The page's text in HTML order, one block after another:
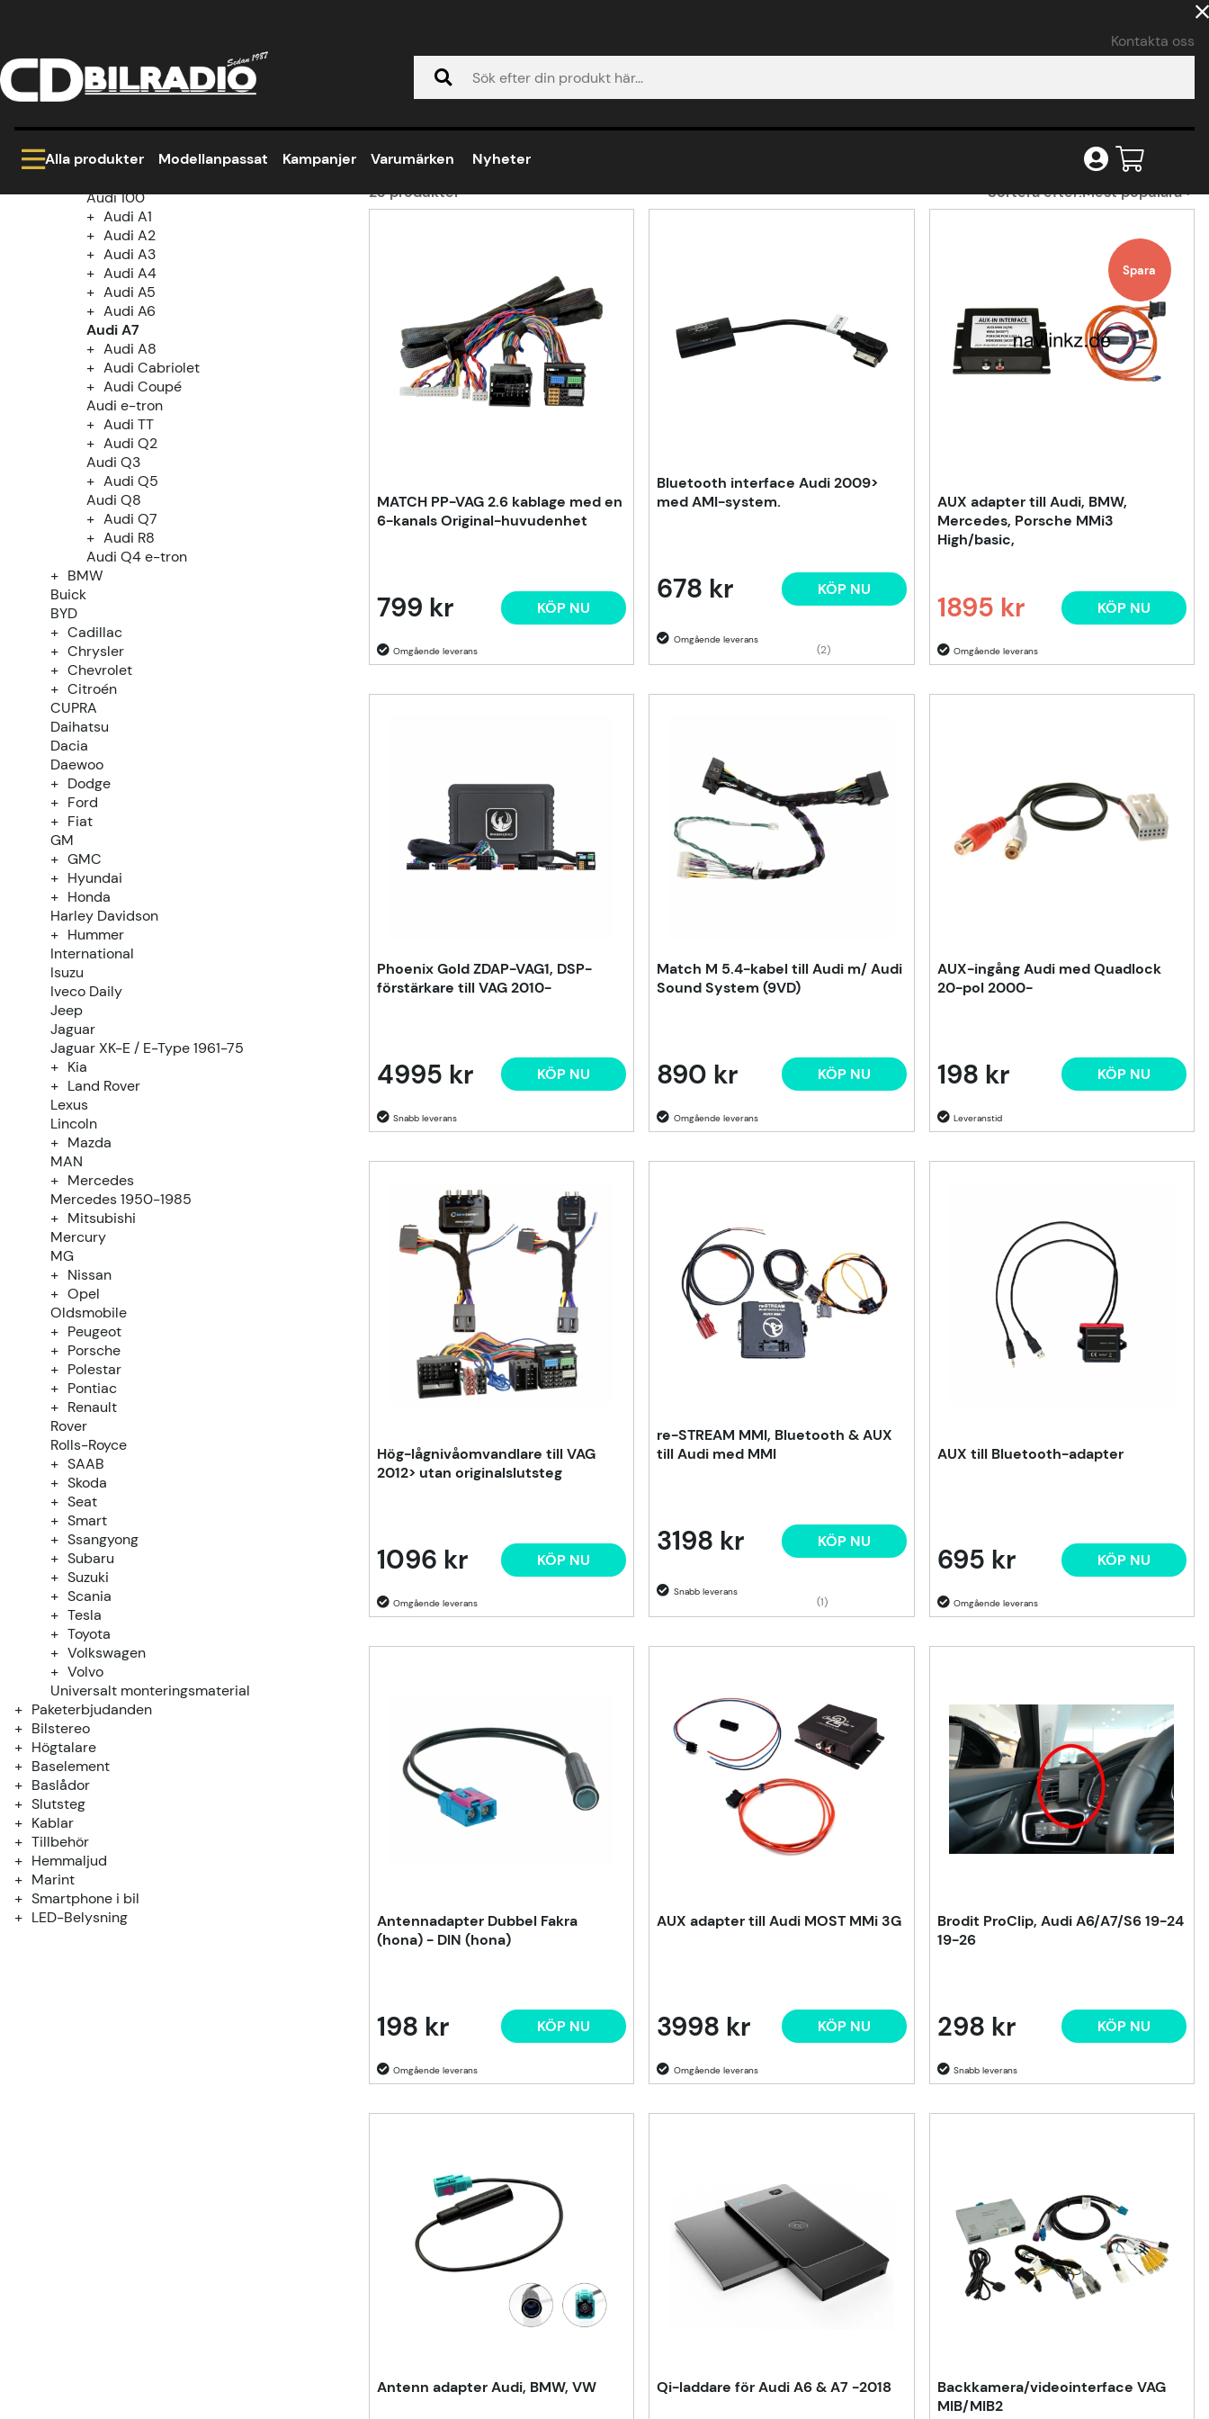
Kontakta oss
Alla produkter Modellanpassat Kampanjer Varumärken Nyheter
Kategoriträd
Alfa Romeo
Audi 100
Audi A1
Audi A2
Audi A3
Audi A4
Audi A5
Audi A6
Audi A7
Audi A8
Audi Cabriolet
Audi Coupé
Audi e-tron
Audi TT
Audi Q2
Audi Q3
Audi Q5
Audi Q8
Audi Q7
Audi R8
Audi Q4 e-tron
BMW
Buick
BYD
Cadillac
Chrysler
Chevrolet
Citroén
CUPRA
Daihatsu
Dacia
Daewoo
Dodge
Ford
Fiat
GM
GMC
Hyundai
Honda
Harley Davidson
Hummer
International
Isuzu
Iveco Daily
Jeep
Jaguar
Jaguar XK-E / E-Type 1961-75
Kia
Land Rover
Lexus
Lincoln
Mazda
MAN
Mercedes
Mercedes 1950-1985
Mitsubishi
Mercury
MG
Nissan
Opel
Oldsmobile
Peugeot
Porsche
Polestar
Pontiac
Renault
Rover
Rolls-Royce
SAAB
Skoda
Seat
Smart
Ssangyong
Subaru
Suzuki
Scania
Tesla
Toyota
Volkswagen
Volvo
Universalt monteringsmaterial
Paketerbjudanden
Bilstereo
Högtalare
Baselement
Baslådor
Slutsteg
Kablar
Tillbehör
Hemmaljud
Marint
Smartphone i bil
LED-Belysning
Audi A7
23produkter Sortera efter:Mest populära
MATCH PP-VAG 2.6 kablage med en
6-kanals Original-huvudenhet
799 kr KÖP NU
Bluetooth interface Audi 2009>
med AMI-system.
678 kr
(2)
KÖP NU
Spara
AUX adapter till Audi, BMW,
Mercedes, Porsche MMi3
High/basic,
1895 kr
Ordinarie pris: KÖP NU
Phoenix Gold ZDAP-VAG1, DSP-
förstärkare till VAG 2010-
4995 kr KÖP NU
Match M 5.4-kabel till Audi m/ Audi
Sound System (9VD)
890 kr KÖP NU
AUX-ingång Audi med Quadlock
20-pol 2000-
198 kr KÖP NU
Hög-lågnivåomvandlare till VAG
2012> utan originalslutsteg
1096 kr KÖP NU
re-STREAM MMI, Bluetooth & AUX
till Audi med MMI
3198 kr
(1)
KÖP NU
AUX till Bluetooth-adapter
695 kr KÖP NU
Antennadapter Dubbel Fakra
(hona) - DIN (hona)
198 kr KÖP NU
AUX adapter till Audi MOST MMi 3G
3998 kr KÖP NU
Brodit ProClip, Audi A6/A7/S6 19-24
19-26
298 kr KÖP NU
Antenn adapter Audi, BMW, VW Qi-laddare för Audi A6 & A7 -2018
Backkamera/videointerface VAG
MIB/MIB2